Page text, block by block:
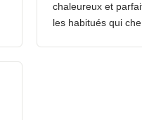
chaleureux et
les habitués qui